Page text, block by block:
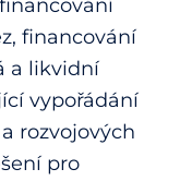
financování
a likvidní
vypořádání
rozvojových
pro